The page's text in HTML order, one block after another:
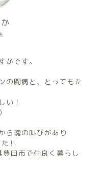
かです。
の闘病と、とってもた
い！
ら魂の叫びがあり
た‼︎
田市で仲良く暮らし